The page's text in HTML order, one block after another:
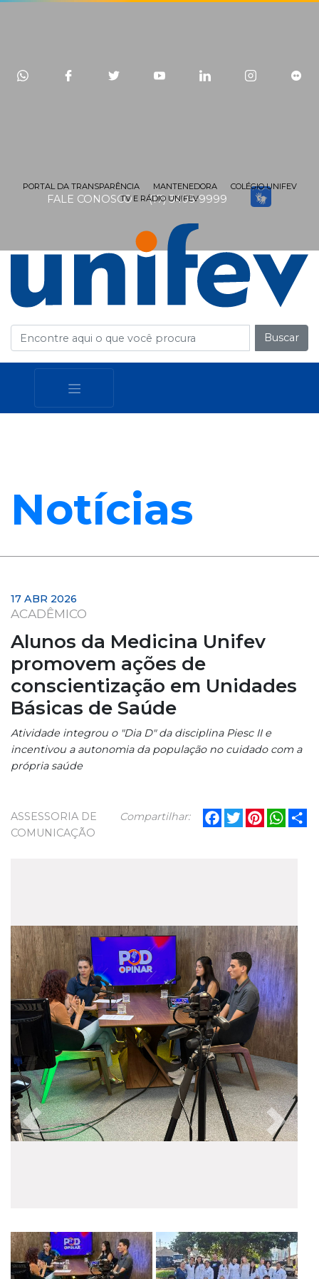
FALE CONOSCO (17) 3405-9999
PORTAL DA TRANSPARÊNCIA MANTENEDORA
COLÉGIO UNIFEV
TV E RÁDIO UNIFEV
Buscar
Notícias
17 ABR 2026
ACADÊMICO
Alunos da Medicina Unifev
promovem ações de
conscientização em Unidades
Básicas de Saúde
Atividade integrou o "Dia D" da disciplina Piesc II e
incentivou a autonomia da população no cuidado com a
própria saúde
Compartilhar: Facebook
TwitterPinterest
ASSESSORIA DE
COMUNICAÇÃO
Anterior Próxima